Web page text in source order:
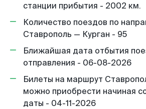
станции прибытия - 2002 км.
Количество поездов по
Ставрополь — Курган - 95
Ближайшая дата отбытия
отправления - 06-08-2026
Билеты на маршрут
можно приобрести начиная
даты - 04-11-2026